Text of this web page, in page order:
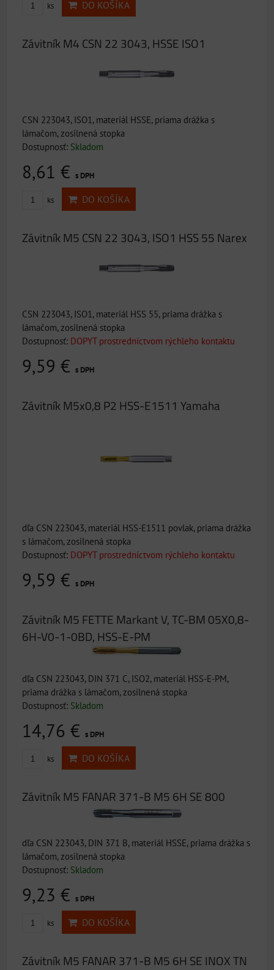
ks DO KOŠÍKA
Závitník M4 CSN 22 3043, HSSE ISO1
CSN 223043, ISO1, materiál HSSE, priama drážka s
lámačom, zosilnená stopka
Dostupnosť: Skladom
8,61 € s DPH
ks DO KOŠÍKA
Závitník M5 CSN 22 3043, ISO1 HSS 55 Narex
CSN 223043, ISO1, materiál HSS 55, priama drážka s
lámačom, zosilnená stopka
Dostupnosť: DOPYT prostredníctvom rýchleho kontaktu
9,59 € s DPH
Závitník M5x0,8 P2 HSS-E1511 Yamaha
dľa CSN 223043, materiál HSS-E1511 povlak, priama drážka
s lámačom, zosilnená stopka
Dostupnosť: DOPYT prostredníctvom rýchleho kontaktu
9,59 € s DPH
Závitník M5 FETTE Markant V, TC-BM 05X0,8-
6H-V0-1-0BD, HSS-E-PM
dľa CSN 223043, DIN 371 C, ISO2, materiál HSS-E-PM,
priama drážka s lámačom, zosilnená stopka
Dostupnosť: Skladom
14,76 € s DPH
ks DO KOŠÍKA
Závitník M5 FANAR 371-B M5 6H SE 800
dľa CSN 223043, DIN 371 B, materiál HSSE, priama drážka s
lámačom, zosilnená stopka
Dostupnosť: Skladom
9,23 € s DPH
ks DO KOŠÍKA
Závitník M5 FANAR 371-B M5 6H SE INOX TN